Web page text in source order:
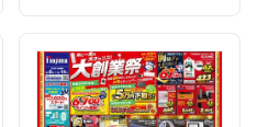
t
l
o
w